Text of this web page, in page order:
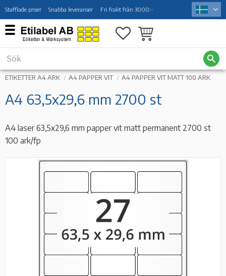
Meny
Stafflade priser Snabba leveranser Fri frakt från 3000:-
Favoriter
Kundvagn
ETIKETTER A4 ARK A4 PAPPER VIT A4 PAPPER VIT MATT 100 ARK
A4 63,5x29,6 mm 2700 st
A4 laser 63,5x29,6 mm papper vit matt permanent 2700 st
100 ark/fp